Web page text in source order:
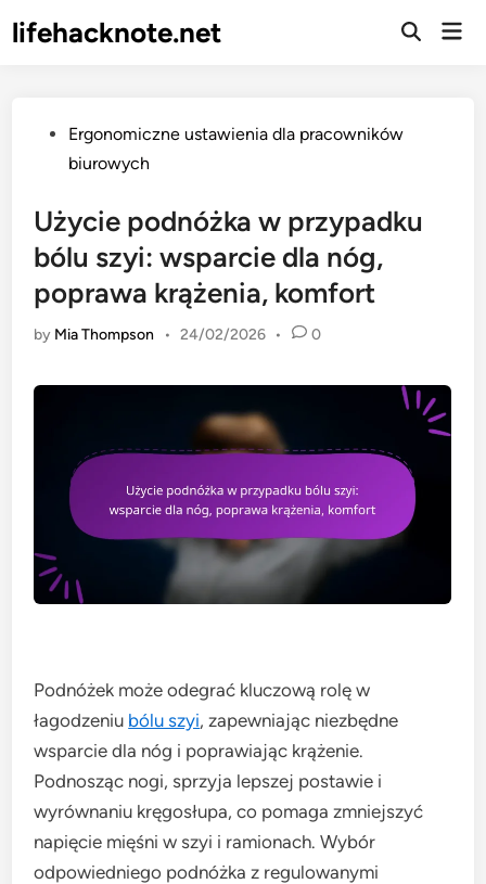
tolifehacknote.net
Open
PostedErgonomiczne ustawienia dla pracowników
biurowych
Użycie podnóżka w przypadku
bólu szyi: wsparcie dla nóg,
poprawa krążenia, komfort
by Mia Thompson • 24/02/2026 • 0
Podnóżek może odegrać kluczową rolę w
łagodzeniu bólu szyi, zapewniając niezbędne
wsparcie dla nóg i poprawiając krążenie.
Podnosząc nogi, sprzyja lepszej postawie i
wyrównaniu kręgosłupa, co pomaga zmniejszyć
napięcie mięśni w szyi i ramionach. Wybór
odpowiedniego podnóżka z regulowanymi